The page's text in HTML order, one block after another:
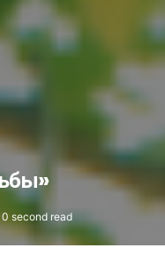
0 second read